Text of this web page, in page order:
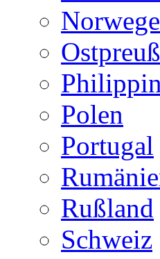
Polen
Portugal
Rußland
Schweiz